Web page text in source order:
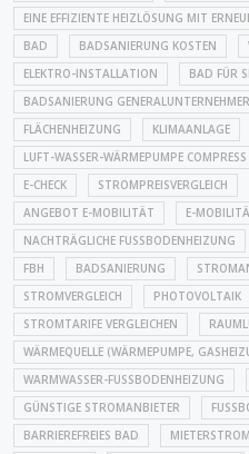
EINE EFFIZIENTE HEIZLÖSUNG MIT
BAD
BADSANIERUNG KOSTEN
ELEKTRO-INSTALLATION
BAD FÜR
BADSANIERUNG GENERALUNTERNEHMER
FLÄCHENHEIZUNG
KLIMAANLAGE
LUFT-WASSER-WÄRMEPUMPE
E-CHECK
STROMPREISVERGLEICH
ANGEBOT E-MOBILITÄT
E-
NACHTRÄGLICHE FUSSBODENHEIZUNG
FBH
BADSANIERUNG
STROMVERGLEICH
PHOTOVOLTAIK
STROMTARIFE VERGLEICHEN
WÄRMEQUELLE (WÄRMEPUMPE,
WARMWASSER-FUSSBODENHEIZUNG
GÜNSTIGE STROMANBIETER
BARRIEREFREIES BAD
MIETERSTROM